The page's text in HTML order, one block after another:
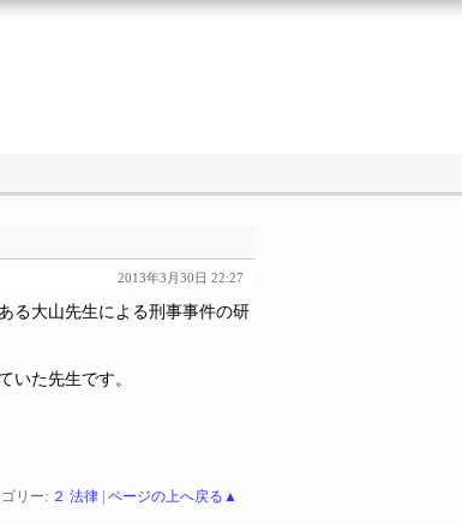
2013年3月30日 22:27
る大山先生による刑事事件の研
いた先生です。
リー: ２ 法律 ページの上へ戻る▲